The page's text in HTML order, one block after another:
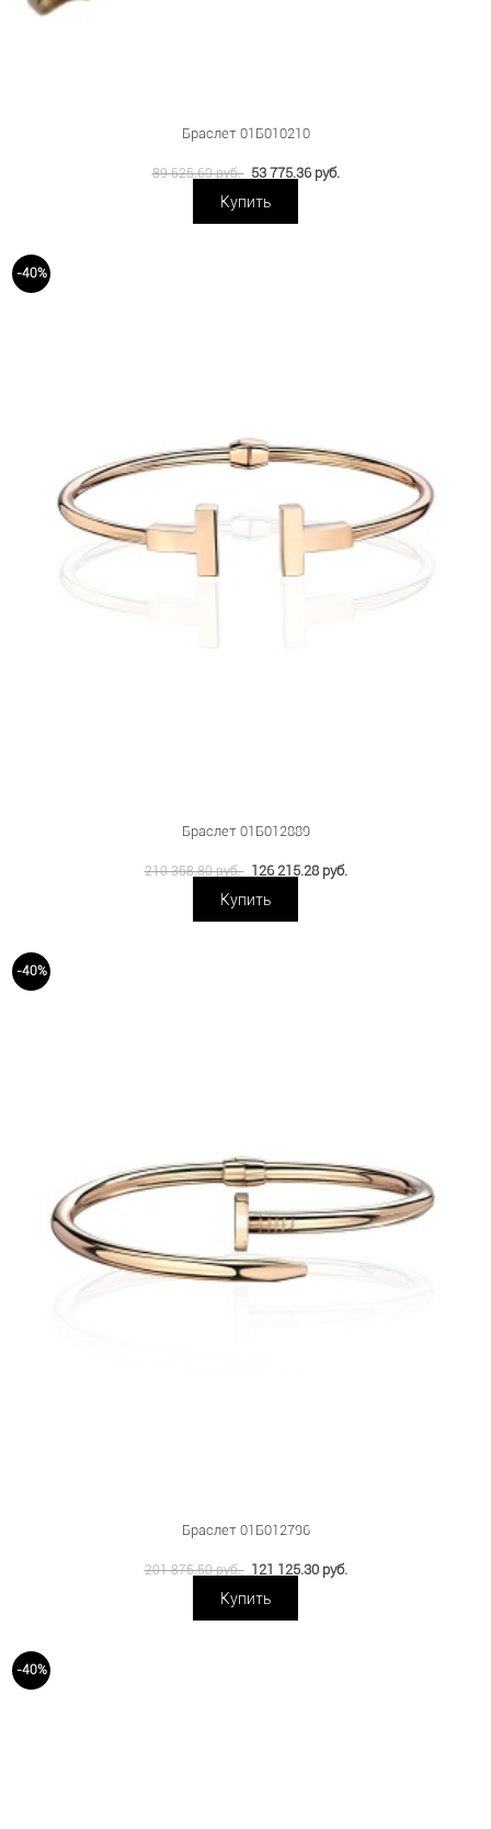
Браслет 01Б010210
89 625.60 руб. 53 775.36 руб.
Купить
-40%
Браслет 01Б012889
210 358.80 руб. 126 215.28 руб.
Купить
-40%
Браслет 01Б012796
201 875.50 руб. 121 125.30 руб.
Купить
-40%